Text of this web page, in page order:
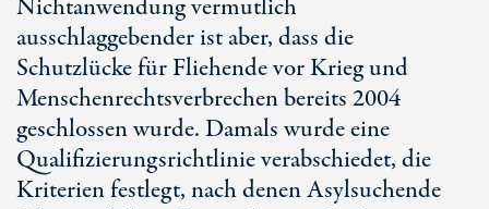
Nichtanwendung vermutlich
ausschlaggebender ist aber, dass die
Schutzlücke für Fliehende vor Krieg und
Menschenrechtsverbrechen bereits 2004
geschlossen wurde. Damals wurde eine
Qualifizierungsrichtlinie verabschiedet, die
Kriterien festlegt, nach denen Asylsuchende